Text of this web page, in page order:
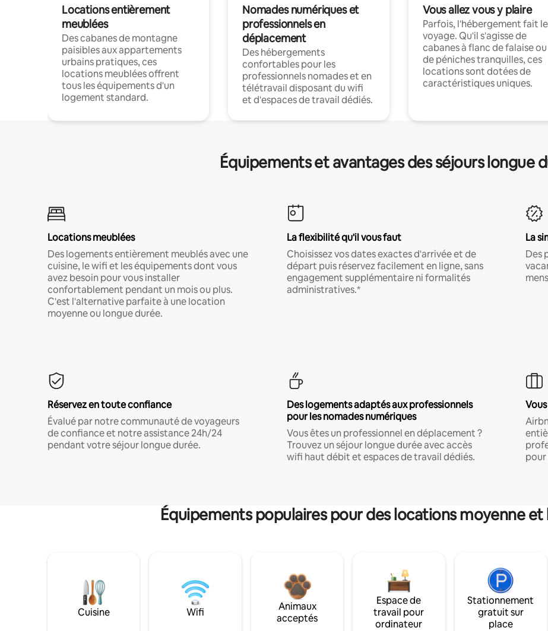
Locations entièrement
meublées
Des cabanes de montagne
paisibles aux appartements
urbains pratiques, ces
locations meublées offrent
tous les équipements d'un
logement standard.
Nomades numériques et
professionnels en
déplacement
Des hébergements
confortables pour les
professionnels nomades et en
télétravail disposant du wifi
et d'espaces de travail dédiés.
Vous allez vous y plaire
Parfois, l'hébergement fait le
voyage. Qu'il s'agisse de
cabanes à flanc de falaise ou
de péniches tranquilles, ces
locations sont dotées de
caractéristiques uniques.
Équipements et avantages des séjours longue
Locations meublées
Des logements entièrement meublés avec une
cuisine, le wifi et les équipements dont vous
avez besoin pour vous installer
confortablement pendant un mois ou plus.
C'est l'alternative parfaite à une location
moyenne ou longue durée.
La flexibilité qu'il vous faut
Choisissez vos dates exactes d'arrivée et de
départ puis réservez facilement en ligne, sans
engagement supplémentaire ni formalités
administratives.*
La
Des
Réservez en toute confiance
Évalué par notre communauté de voyageurs
de confiance et notre assistance 24h/24
pendant votre séjour longue durée.
Des logements adaptés aux professionnels
pour les nomades numériques
Vous êtes un professionnel en déplacement ?
Trouvez un séjour longue durée avec accès
wifi haut débit et espaces de travail dédiés.
Équipements populaires pour des locations moyenne
Cuisine Wifi
Animaux
acceptés
Espace de
travail pour
ordinateur
Stationnement
gratuit sur
place